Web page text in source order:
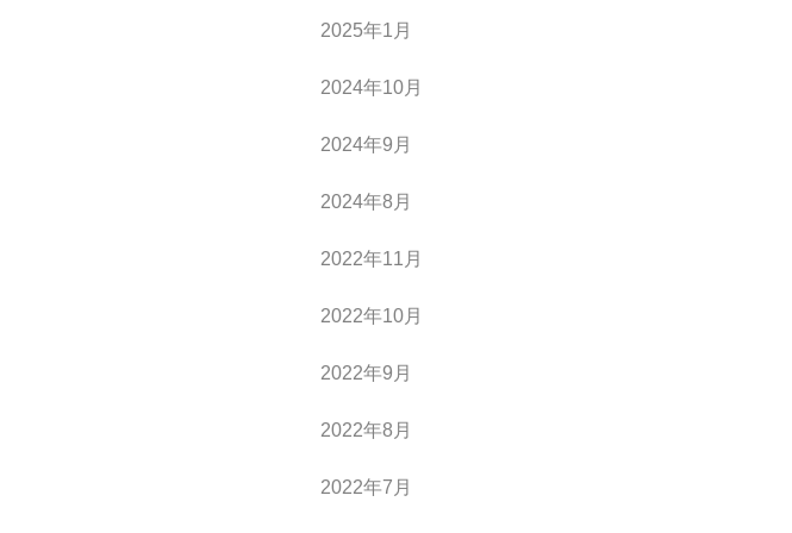
2025年1月
2024年10月
2024年9月
2024年8月
2022年11月
2022年10月
2022年9月
2022年8月
2022年7月